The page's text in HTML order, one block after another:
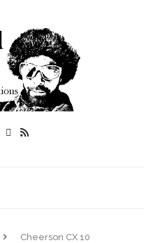
Cheerson CX 10